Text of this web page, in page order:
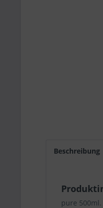
Beschreibung
pure